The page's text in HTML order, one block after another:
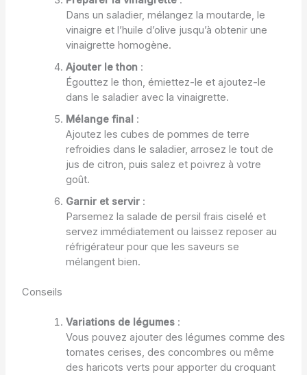
Dans un saladier, mélangez la moutarde, le
vinaigre et l’huile d’olive jusqu’à obtenir une
vinaigrette homogène.
Ajouter le thon:
Égouttez le thon, émiettez-le et ajoutez-le
dans le saladier avec la vinaigrette.
Mélange final :
Ajoutez les cubes de pommes de terre
refroidies dans le saladier, arrosez le tout de
jus de citron, puis salez et poivrez à votre
goût.
Garnir et servir:
Parsemez la salade de persil frais ciselé et
servez immédiatement ou laissez reposer au
réfrigérateur pour que les saveurs se
mélangent bien.
Conseils
Variations de légumes:
Vous pouvez ajouter des légumes comme des
tomates cerises, des concombres ou même
des haricots verts pour apporter du croquant